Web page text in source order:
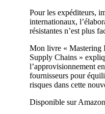
Pour les expéditeurs,
internationaux,
résistantes n’est plus
Mon livre « Mastering
Supply Chains »
l’approvisionnement
fournisseurs pour
risques dans cette
Disponible sur